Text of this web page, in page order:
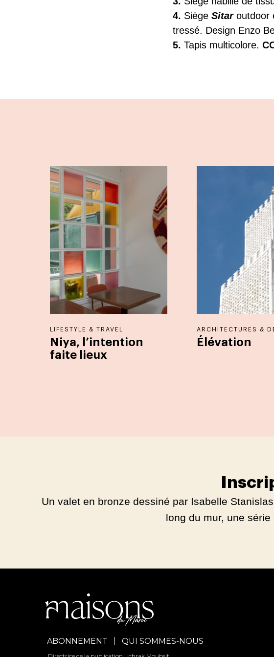
4. SiègeSitaroutdoor
tressé. Design Enzo
5. Tapis multicolore.
LIFESTYLE & TRAVEL
Niya, l’intention
faite lieux
ARCHITECTURES &
Élévation
Un valet en bronze dessiné par Isabelle
long du mur, une
ABONNEMENT QUI SOMMES-NOUS